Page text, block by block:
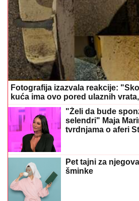
Fotografija izazvala reakcije:
kuća ima ovo pored ulaznih
"Želi da bude
selendri" Maja
tvrdnjama o aferi
Pet tajni za
šminke